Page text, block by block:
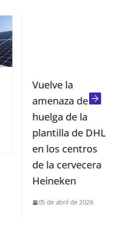
Vuelve la
amenaza de
huelga de la
plantilla de DHL
en los centros
de la cervecera
Heineken
05 de abril de 2026